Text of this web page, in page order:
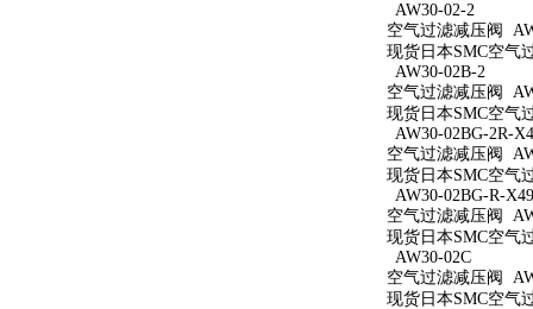
AW30-02-2
空气过滤减压阀
现货日本SMC空气
AW30-02B-2
空气过滤减压阀
现货日本SMC空气
AW30-02BG-2R-
空气过滤减压阀
现货日本SMC空气
AW30-02BG-R-
空气过滤减压阀
现货日本SMC空气
AW30-02C
空气过滤减压阀
现货日本SMC空气